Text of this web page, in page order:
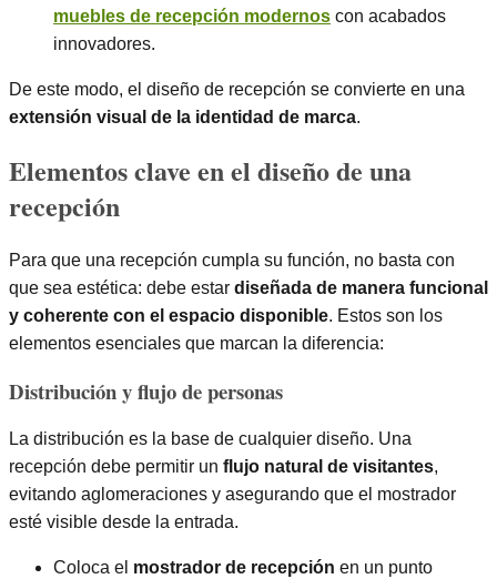
muebles de recepción modernos con acabados
innovadores.
De este modo, el diseño de recepción se convierte en una
extensión visual de la identidad de marca.
Elementos clave en el diseño de una
recepción
Para que una recepción cumpla su función, no basta con
que sea estética: debe estar diseñada de manera funcional
y coherente con el espacio disponible. Estos son los
elementos esenciales que marcan la diferencia:
Distribución y flujo de personas
La distribución es la base de cualquier diseño. Una
recepción debe permitir un flujo natural de visitantes,
evitando aglomeraciones y asegurando que el mostrador
esté visible desde la entrada.
Coloca el mostrador de recepción en un punto